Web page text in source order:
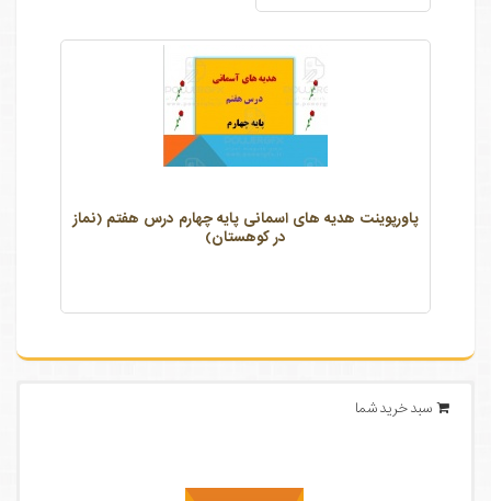
پاورپوینت هدیه های اسمانی پایه چهارم درس هفتم (نماز
در کوهستان)
سبد خرید شما